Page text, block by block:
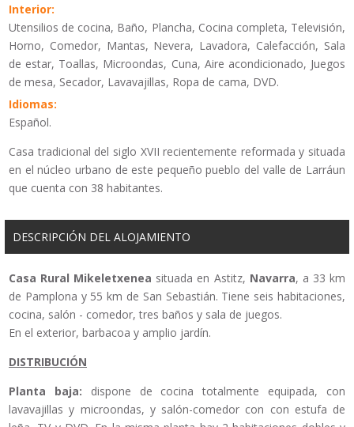
Interior:
Utensilios de cocina, Baño, Plancha, Cocina completa, Televisión,
Horno, Comedor, Mantas, Nevera, Lavadora, Calefacción, Sala
de estar, Toallas, Microondas, Cuna, Aire acondicionado, Juegos
de mesa, Secador, Lavavajillas, Ropa de cama, DVD.
Idiomas:
Español.
Casa tradicional del siglo XVII recientemente reformada y situada
en el núcleo urbano de este pequeño pueblo del valle de Larráun
que cuenta con 38 habitantes.
DESCRIPCIÓN DEL ALOJAMIENTO
Casa Rural Mikeletxenea situada en Astitz, Navarra, a 33 km
de Pamplona y 55 km de San Sebastián. Tiene seis habitaciones,
cocina, salón - comedor, tres baños y sala de juegos.
En el exterior, barbacoa y amplio jardín.
DISTRIBUCIÓN
Planta baja: dispone de cocina totalmente equipada, con
lavavajillas y microondas, y salón-comedor con con estufa de